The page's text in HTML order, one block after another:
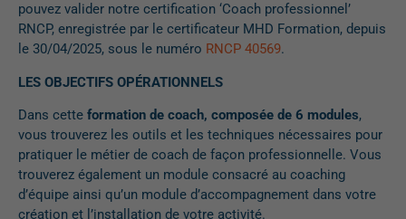
pouvez valider notre certification ‘Coach professionnel’
RNCP, enregistrée par le certificateur MHD Formation, depuis
le 30/04/2025, sous le numéro RNCP 40569.
LES OBJECTIFS OPÉRATIONNELS
Dans cette formation de coach, composée de 6 modules,
vous trouverez les outils et les techniques nécessaires pour
pratiquer le métier de coach de façon professionnelle. Vous
trouverez également un module consacré au coaching
d’équipe ainsi qu’un module d’accompagnement dans votre
création et l’installation de votre activité.